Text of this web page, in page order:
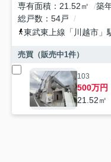
専有面積
21.52㎡ 築
総戸数
54戸
東武東上線 「 川越市 」
売買（販売中1件）
103
500万円
21.52㎡